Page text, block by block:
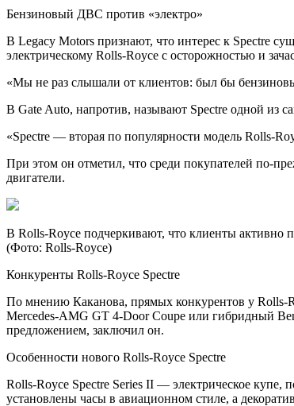
Бензиновый ДВС против «электро»
В Legacy Motors признают, что интерес к Spectre
электрическому Rolls-Royce с осторожностью и
«Мы не раз слышали от клиентов: был бы
В Gate Auto, напротив, называют Spectre одной из
«Spectre — вторая по популярности модель Rolls-
При этом он отметил, что среди покупателей по-
двигатели.
В Rolls-Royce подчеркивают, что клиенты активно
(Фото: Rolls-Royce)
Конкуренты Rolls-Royce Spectre
По мнению Каканова, прямых конкурентов у Rolls-
Mercedes-AMG GT 4-Door Coupe или гибридный
предложением, заключил он.
Особенности нового Rolls-Royce Spectre
Rolls-Royce Spectre Series II — электрическое
установлены часы в авиационном стиле, а